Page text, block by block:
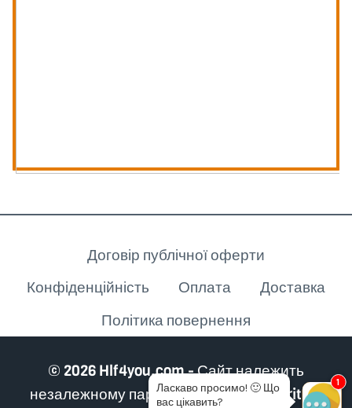
Договір публічної оферти
Конфіденційність
Оплата
Доставка
Політика повернення
© 2026 Hlf4you.com - Сайт належить
незалежному партнеру Herbalife Nutrition
1
Ласкаво просимо!🙂 Що
вас цікавить?